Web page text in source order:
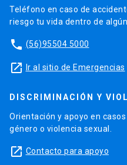
Teléfono en caso de
riesgo tu vida dentro de
phone (56)95504 5000
launch Ir al sitio de Emergencias
DISCRIMINACIÓN Y
Orientación y apoyo en
género o violencia sexual.
launch Contacto para apoyo